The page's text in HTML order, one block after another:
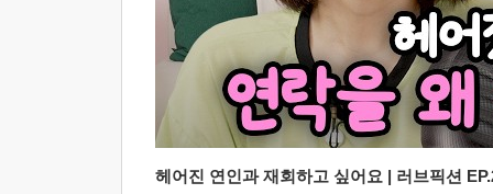
헤어진 연인과 재회하고 싶어요 | 러브픽션